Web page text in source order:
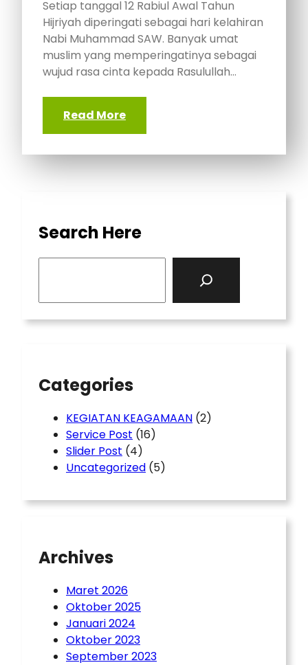
Setiap tanggal 12 Rabiul Awal Tahun
Hijriyah diperingati sebagai hari kelahiran
Nabi Muhammad SAW. Banyak umat
muslim yang memperingatinya sebagai
wujud rasa cinta kepada Rasulullah…
Read More
Search Here
Categories
KEGIATAN KEAGAMAAN (2)
Service Post (16)
Slider Post (4)
Uncategorized (5)
Archives
Maret 2026
Oktober 2025
Januari 2024
Oktober 2023
September 2023